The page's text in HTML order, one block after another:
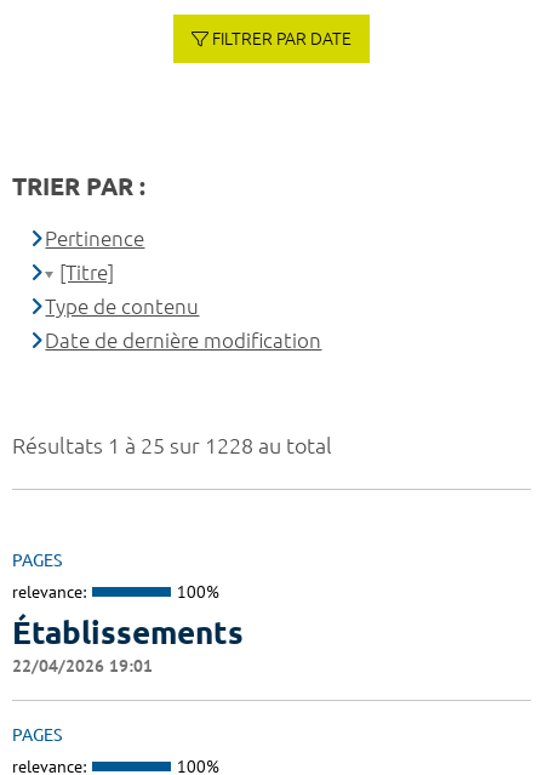
Résultats 1 à 25 sur 1228 au total
PAGES
relevance: 100%
Établissements
22/04/2026 19:01
PAGES
relevance: 100%
FILTRER PAR DATE
TRIER PAR :
Pertinence
[Titre]
Type de contenu
Date de dernière modification